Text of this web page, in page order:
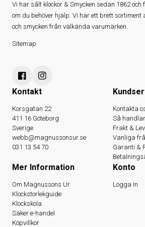
Vi har sålt klockor & Smycken sedan 1862 och
om du behöver hjälp. Vi har ett brett sortiment
och smycken från välkända varumärken.
Sitemap
Kontakt
Korsgatan 22
411 16 Göteborg
Sverige
webb@magnussonsur.se
031 13 54 70
Kontakta
Så
Frakt &
Vanliga
Garanti &
Mer Information
Om Magnussons Ur
Klockstorlekguide
Klockskola
Säker e-handel
Köpvillkor
Konto
Logga In